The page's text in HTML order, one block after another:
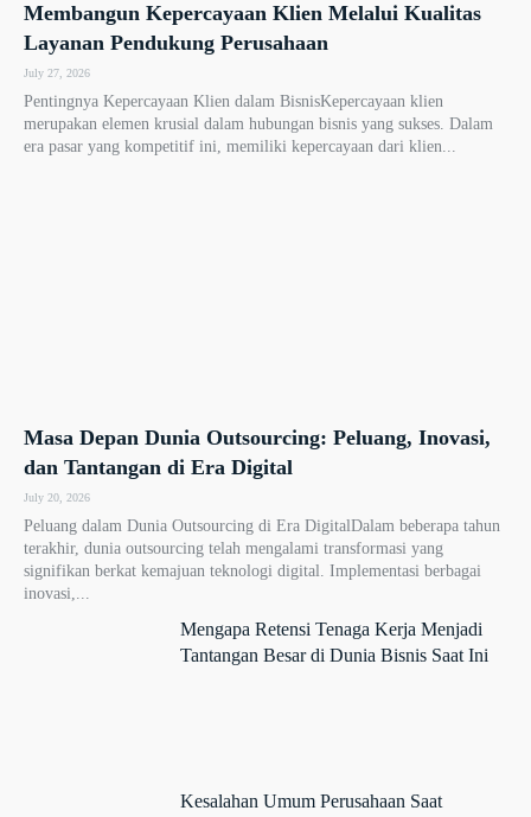
Membangun Kepercayaan Klien Melalui Kualitas
Layanan Pendukung Perusahaan
July 27, 2026
Pentingnya Kepercayaan Klien dalam BisnisKepercayaan klien
merupakan elemen krusial dalam hubungan bisnis yang sukses. Dalam
era pasar yang kompetitif ini, memiliki kepercayaan dari klien...
Masa Depan Dunia Outsourcing: Peluang, Inovasi,
dan Tantangan di Era Digital
July 20, 2026
Peluang dalam Dunia Outsourcing di Era DigitalDalam beberapa tahun
terakhir, dunia outsourcing telah mengalami transformasi yang
signifikan berkat kemajuan teknologi digital. Implementasi berbagai
inovasi,...
Mengapa Retensi Tenaga Kerja Menjadi
Tantangan Besar di Dunia Bisnis Saat Ini
Kesalahan Umum Perusahaan Saat